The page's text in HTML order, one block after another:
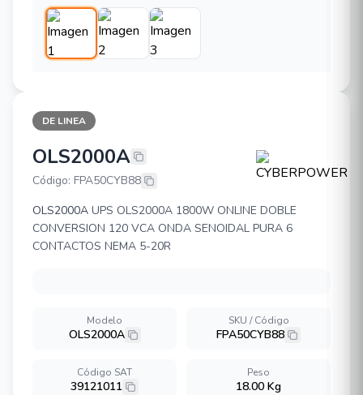
DE LINEA
CYBERPOWER OLS2000A
OLS2000A
Código: FPA50CYB88
OLS2000A UPS OLS2000A 1800W ONLINE DOBLE
CONVERSION 120 VCA ONDA SENOIDAL PURA 6
CONTACTOS NEMA 5-20R
Modelo
OLS2000A
SKU / Código
FPA50CYB88
Código SAT
39121011
Peso
18.00 Kg